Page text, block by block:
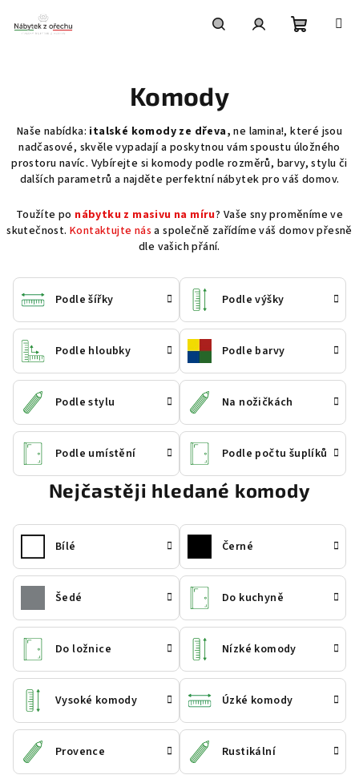
obsah
Komody
Naše nabídka: italské komody ze dřeva,ne lamina!, které jsou
nadčasové, skvěle vypadají a poskytnou vám spoustu úložného
prostoru navíc. Vybírejte si komody podle rozměrů, barvy, stylu či
dalších parametrů a najděte perfektní nábytek pro váš domov.
Toužíte po nábytku z masivu na míru? Vaše sny proměníme ve
skutečnost. Kontaktujte nás a společně zařídíme váš domov přesně
dle vašich přání.
Podle šířky Podle výšky
Podle hloubky Podle barvy
Podle stylu Na nožičkách
Podle umístění Podle počtu šuplíků
Nejčastěji hledané komody
Bílé Černé
Šedé Do kuchyně
Do ložnice Nízké komody
Vysoké komody Úzké komody
Provence Rustikální